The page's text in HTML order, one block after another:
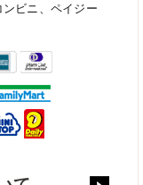
ビニ、ペイジー